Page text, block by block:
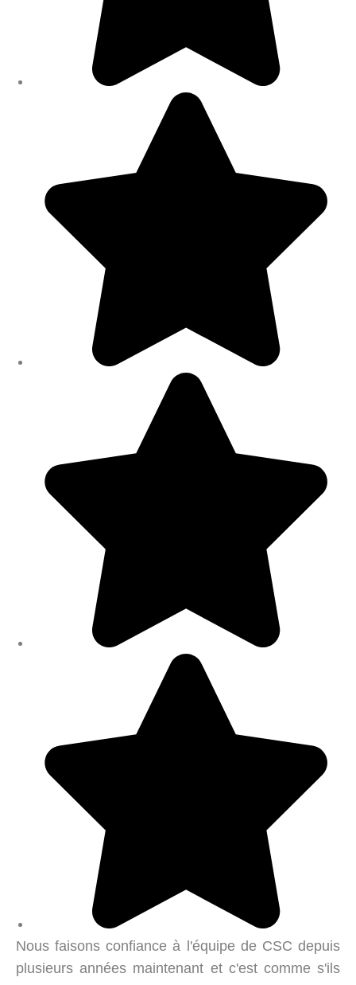
Nous faisons confiance à l'équipe de CSC depuis
plusieurs années maintenant et c'est comme s'ils